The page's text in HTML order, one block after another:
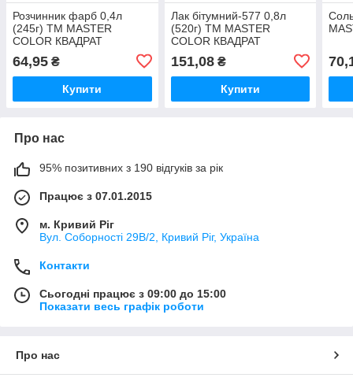
Розчинник фарб 0,4л
(245г) ТМ МASTER
COLOR КВАДРАТ
64,95 ₴
Купити
Лак бітумний-577 0,8л
(520г) ТМ МASTER
COLOR КВАДРАТ
151,08₴
Купити
Про нас
95% позитивних з 190 відгуків за рік
Працює з 07.01.2015
м. Кривий Ріг
Вул. Соборності 29В/2, Кривий Ріг, Україна
Контакти
Сьогодні працює з 09:00 до 15:00
Показати весь графік роботи
Про нас